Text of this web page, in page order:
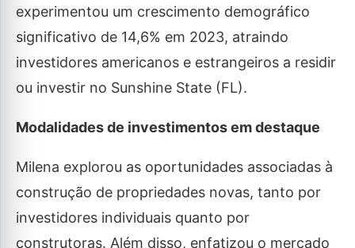
experimentou um crescimento demográfico
significativo de 14,6% em 2023, atraindo
investidores americanos e estrangeiros a residir
ou investir no Sunshine State (FL).
Modalidades de investimentos em destaque
Milena explorou as oportunidades associadas à
construção de propriedades novas, tanto por
investidores individuais quanto por
construtoras. Além disso, enfatizou o mercado